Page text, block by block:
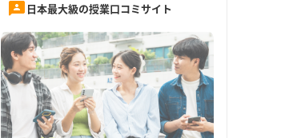
日本最大級の授業口コミサイト